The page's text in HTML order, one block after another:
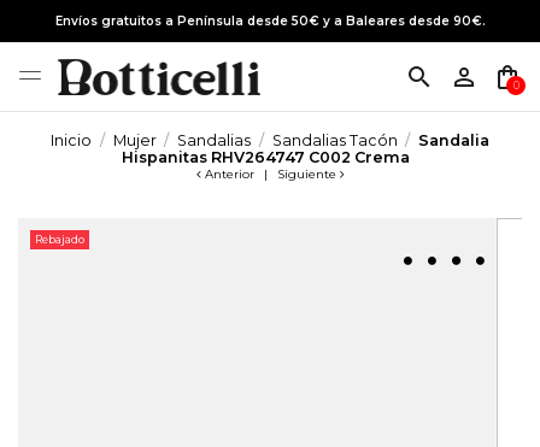
Envíos gratuitos a Península desde 50€ y a Baleares desde 90€.
search person_outline shopping_bag
0
Inicio Mujer Sandalias Sandalias Tacón
Sandalia
Hispanitas RHV264747 C002 Crema
Anterior | Siguiente
Rebajado